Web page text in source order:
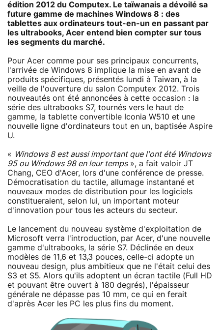
édition 2012 du Computex. Le taïwanais a dévoilé sa
future gamme de machines Windows 8 : des
tablettes aux ordinateurs tout-en-un en passant par
les ultrabooks, Acer entend bien compter sur tous
les segments du marché.
Pour Acer comme pour ses principaux concurrents,
l'arrivée de Windows 8 implique la mise en avant de
produits spécifiques, présentés lundi à Taiwan, à la
veille de l'ouverture du salon Computex 2012. Trois
nouveautés ont été annoncées à cette occasion : la
série des ultrabooks S7, tournés vers le haut de
gamme, la tablette convertible Iconia W510 et une
nouvelle ligne d'ordinateurs tout en un, baptisée Aspire
U.
« Windows 8 est aussi important que l'ont été Windows
95 ou Windows 98 en leur temps», a fait valoir JT
Chang, CEO d'Acer, lors d'une conférence de presse.
Démocratisation du tactile, allumage instantané et
nouveaux modes de distribution pour les logiciels
constitueraient, selon lui, un important moteur
d'innovation pour tous les acteurs du secteur.
Le lancement du nouveau système d'exploitation de
Microsoft verra l'introduction, par Acer, d'une nouvelle
gamme d'ultrabooks, la série S7. Déclinée en deux
modèles de 11,6 et 13,3 pouces, celle-ci adopte un
nouveau design, plus ambitieux que ne l'était celui des
S3 et S5. Alors qu'ils adoptent un écran tactile (Full HD
et pouvant être ouvert à 180 degrés), l'épaisseur
générale ne dépasse pas 10 mm, ce qui en ferait
d'après Acer les PC les plus fins du moment.